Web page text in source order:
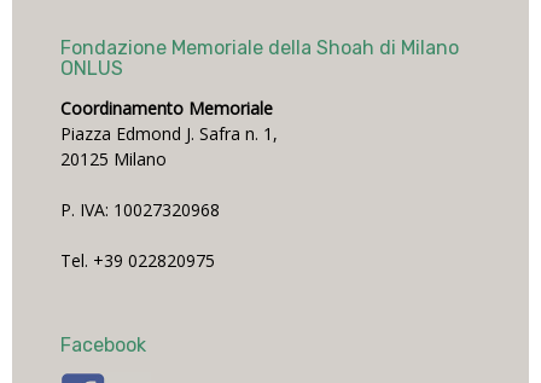
Fondazione Memoriale della Shoah di Milano
ONLUS
Coordinamento Memoriale
Piazza Edmond J. Safra n. 1,
20125 Milano
P. IVA: 10027320968
Tel. +39 022820975
Facebook